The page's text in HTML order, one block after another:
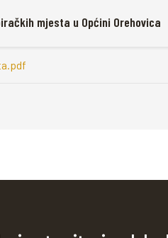
mjesta u Općini Orehovica